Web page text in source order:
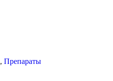
, Препараты